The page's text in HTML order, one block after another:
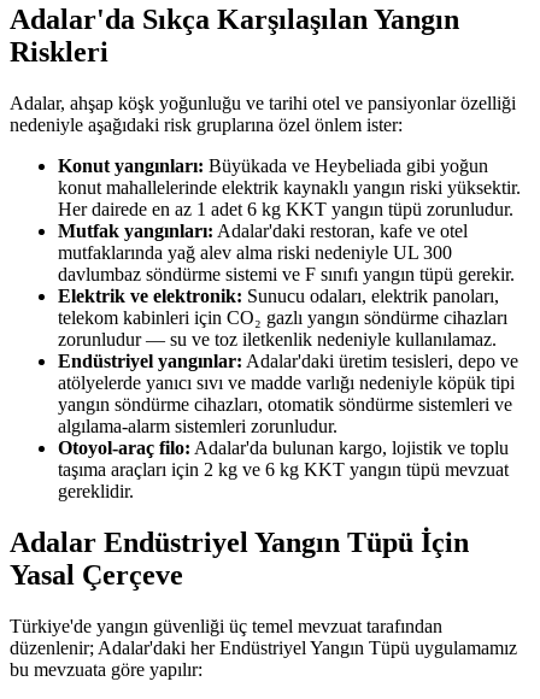
Adalar'da Sıkça Karşılaşılan Yangın
Riskleri
Adalar, ahşap köşk yoğunluğu ve tarihi otel ve pansiyonlar özelliği
nedeniyle aşağıdaki risk gruplarına özel önlem ister:
Konut yangınları: Büyükada ve Heybeliada gibi yoğun
konut mahallelerinde elektrik kaynaklı yangın riski yüksektir.
Her dairede en az 1 adet 6 kg KKT yangın tüpü zorunludur.
Mutfak yangınları: Adalar'daki restoran, kafe ve otel
mutfaklarında yağ alev alma riski nedeniyle UL 300
davlumbaz söndürme sistemi ve F sınıfı yangın tüpü gerekir.
Elektrik ve elektronik: Sunucu odaları, elektrik panoları,
telekom kabinleri için CO₂ gazlı yangın söndürme cihazları
zorunludur — su ve toz iletkenlik nedeniyle kullanılamaz.
Endüstriyel yangınlar: Adalar'daki üretim tesisleri, depo ve
atölyelerde yanıcı sıvı ve madde varlığı nedeniyle köpük tipi
yangın söndürme cihazları, otomatik söndürme sistemleri ve
algılama-alarm sistemleri zorunludur.
Otoyol-araç filo: Adalar'da bulunan kargo, lojistik ve toplu
taşıma araçları için 2 kg ve 6 kg KKT yangın tüpü mevzuat
gereklidir.
Adalar Endüstriyel Yangın Tüpü İçin
Yasal Çerçeve
Türkiye'de yangın güvenliği üç temel mevzuat tarafından
düzenlenir; Adalar'daki her Endüstriyel Yangın Tüpü uygulamamız
bu mevzuata göre yapılır: